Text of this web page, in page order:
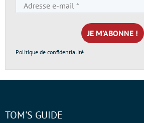
e-
mail
*
Politique de confidentialité
TOM'S GUIDE